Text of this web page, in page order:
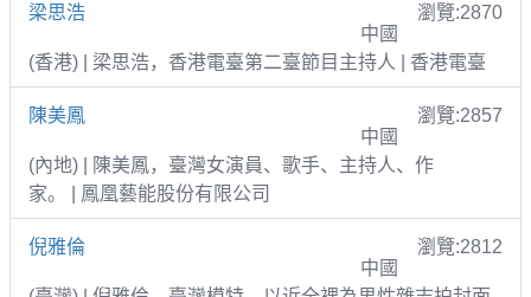
梁思浩
瀏覽:2870
中國
(香港) | 梁思浩，香港電臺第二臺節目主持人 | 香港電臺
陳美鳳
瀏覽:2857
中國
(內地) | 陳美鳳，臺灣女演員、歌手、主持人、作
家。 | 鳳凰藝能股份有限公司
倪雅倫
瀏覽:2812
中國